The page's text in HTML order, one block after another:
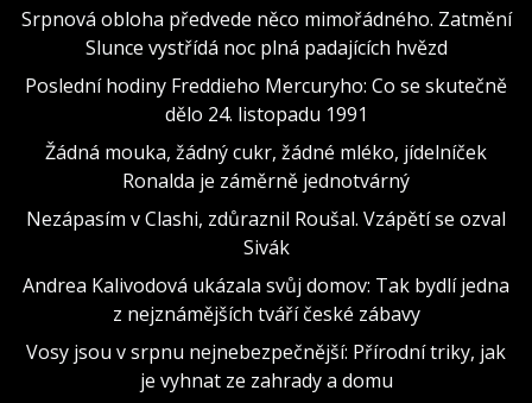
Srpnová obloha předvede něco mimořádného. Zatmění
Slunce vystřídá noc plná padajících hvězd
Poslední hodiny Freddieho Mercuryho: Co se skutečně
dělo 24. listopadu 1991
Žádná mouka, žádný cukr, žádné mléko, jídelníček
Ronalda je záměrně jednotvárný
Nezápasím v Clashi, zdůraznil Roušal. Vzápětí se ozval
Sivák
Andrea Kalivodová ukázala svůj domov: Tak bydlí jedna
z nejznámějších tváří české zábavy
Vosy jsou v srpnu nejnebezpečnější: Přírodní triky, jak
je vyhnat ze zahrady a domu